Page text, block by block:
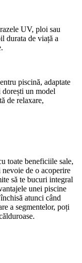
UV, ploi sau
durata de viață a
piscină, adaptate
un model
de relaxare,
toate beneficiile sale,
de o acoperire
să te bucuri integral
unei piscine
atunci când
a segmentelor, poți